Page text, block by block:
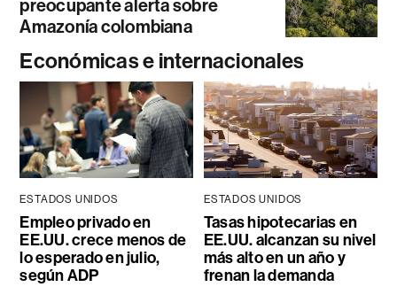
preocupante alerta sobre
Amazonía colombiana
Económicas e internacionales
ESTADOS UNIDOS
Empleo privado en
EE.UU. crece menos de
lo esperado en julio,
según ADP
ESTADOS UNIDOS
Tasas hipotecarias en
EE.UU. alcanzan su nivel
más alto en un año y
frenan la demanda